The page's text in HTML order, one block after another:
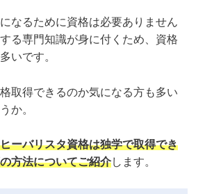
なるために資格は必要ありません
る専門知識が身に付くため、資格
いです。
取得できるのか気になる方も多い
か。
ーバリスタ資格は独学で取得でき
方法についてご紹介します。